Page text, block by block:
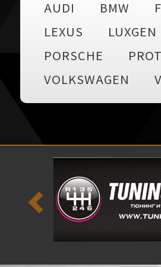
AUDI BMW
LEXUS
LUXGEN
PORSCHE
VOLKSWAGEN